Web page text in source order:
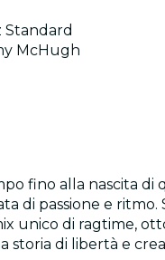
Standard
McHugh
fino alla nascita
di passione e
unico di ragtime,
storia di libertà e